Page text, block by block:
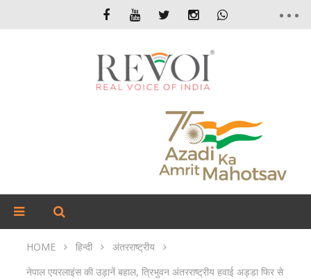
HOME हिन्दी
अंतरराष्ट्रीय
नेपाल एयरलाइंस की उड़ानें बहाल, त्रिभुवन अंतरराष्ट्रीय हवाई अड्डा फिर से